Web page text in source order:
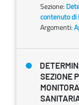
Sezione:
contenuto di
Argomenti:
SEZIONE